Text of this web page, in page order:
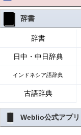
辞書
辞書
日中・中日辞典
インドネシア語辞典
古語辞典
Weblio公式アプリ